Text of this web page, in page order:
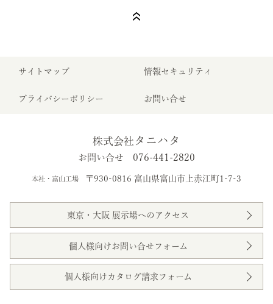
サイトマップ 情報セキュリティ
プライバシーポリシー お問い合せ
株式会社 タニハタ
お問い合せ 076-441-2820
本社・富山工場 〒930-0816 富山県富山市上赤江町1-7-3
東京・大阪 展示場へのアクセス
個人様向けお問い合せフォーム
個人様向けカタログ請求フォーム